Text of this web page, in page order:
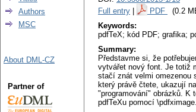
Full entry
PDF (0.2
Keywords:
pdfTeX; kód PDF; grafika;
Summary:
Představme si, že
vytvářet nový font. Je totiž
stačí znát velmi omezenou
který právě čtete, ukazují
"programování" obrázků. K
pdfTeXu pomocí \pdfximage.
Authors
MSC
About DML-CZ
Partner of